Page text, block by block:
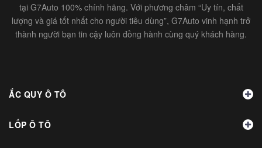
tại G7Auto 100% chính hãng. Với phương châm “Uy tín, chất
lượng và giá tốt nhất cho người tiêu dùng”, G7Auto vinh hạnh trở
thành người bạn tin cậy luôn đồng hành cùng quý khách hàng.
ẮC QUY Ô TÔ
LỐP Ô TÔ